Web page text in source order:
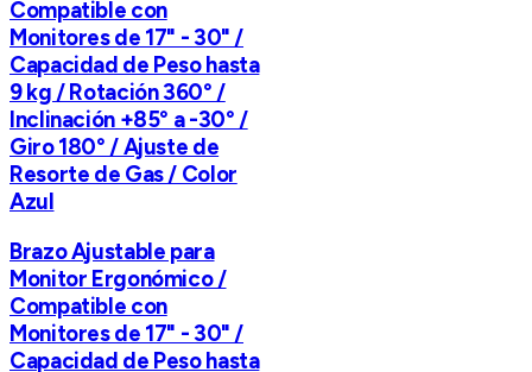
Compatible con
Monitores de 17" - 30" /
Capacidad de Peso hasta
9 kg / Rotación 360° /
Inclinación +85° a -30° /
Giro 180° / Ajuste de
Resorte de Gas / Color
Azul
Brazo Ajustable para
Monitor Ergonómico /
Compatible con
Monitores de 17" - 30" /
Capacidad de Peso hasta